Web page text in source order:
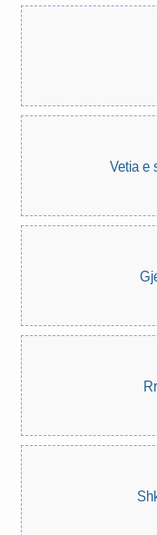
Vetia e